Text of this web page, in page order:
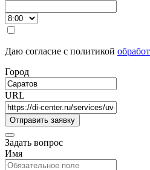
Даю согласие с политикой
Город
URL
Задать вопрос
Имя